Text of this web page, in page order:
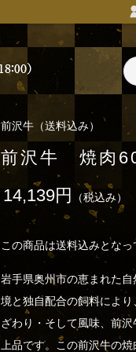
前沢牛（送料込み）
前沢牛 焼肉
14,139円
（税込み）
この商品は送料込みとなっ
岩手県奥州市の恵まれた
境と独自配合の飼料によ
ざわり・そして風味、前
上品です。この前沢牛の焼